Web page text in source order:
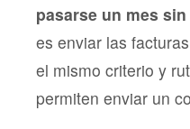
pasarse un mes
es enviar las
el mismo criterio y
permiten enviar un